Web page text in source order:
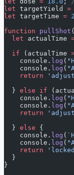
let targetYield =
let targetTime =
function pullShot
  let
actualTime
  if
(actualTime
    console.
log (
    console.
log (
    return
  }
else if
    console.
log (
    console.
log (
    return
  }
else {
    console.
log (
    console.
log (
    return
  }
}